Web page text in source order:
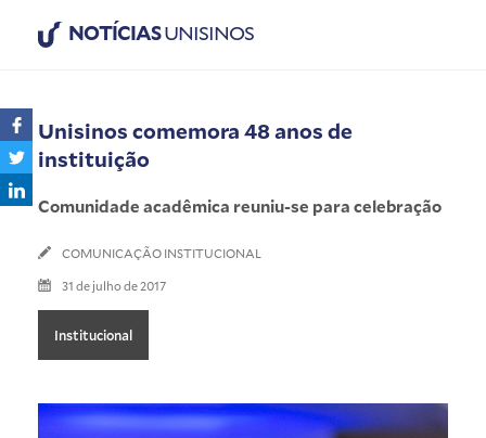
NOTÍCIASUNISINOS
Unisinos comemora 48 anos de
instituição
Comunidade acadêmica reuniu-se para celebração
COMUNICAÇÃO INSTITUCIONAL
31 de julho de 2017
Institucional